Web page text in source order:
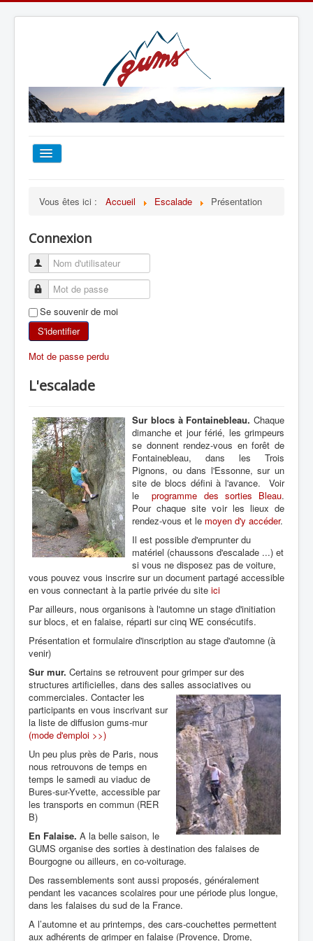
ESCALADE
ALPINISME
SKI DE RANDONNÉE
RANDONNÉE PÉDESTRE
Vous êtes ici : Accueil Escalade Présentation
Connexion
Se souvenir de moi
S'identifier
Mot de passe perdu
L'escalade
Sur blocs à Fontainebleau. Chaque
dimanche et jour férié, les grimpeurs
se donnent rendez-vous en forêt de
Fontainebleau, dans les Trois
Pignons, ou dans l'Essonne, sur un
site de blocs défini à l'avance. Voir
le
programme des sorties Bleau.
Pour chaque site voir les lieux de
rendez-vous et le moyen d'y accéder.
Il est possible d'emprunter du
matériel (chaussons d'escalade ...) et
si vous ne disposez pas de voiture,
vous pouvez vous inscrire sur un document partagé accessible
en vous connectant à la partie privée du site ici
Par ailleurs, nous organisons à l'automne un stage d'initiation
sur blocs, et en falaise, réparti sur cinq WE consécutifs.
Présentation et formulaire d'inscription au stage d'automne (à
venir)
Sur mur. Certains se retrouvent pour grimper sur des
structures artificielles, dans des salles associatives ou
commerciales. Contacter les
participants en vous inscrivant sur
la liste de diffusion gums-mur
(mode d'emploi >>)
Un peu plus près de Paris, nous
nous retrouvons de temps en
temps le samedi au viaduc de
Bures-sur-Yvette, accessible par
les transports en commun (RER
B)
En Falaise. A la belle saison, le
GUMS organise des sorties à destination des falaises de
Bourgogne ou ailleurs, en co-voiturage.
Des rassemblements sont aussi proposés, généralement
pendant les vacances scolaires pour une période plus longue,
dans les falaises du sud de la France.
A l’automne et au printemps, des cars-couchettes permettent
aux adhérents de grimper en falaise (Provence, Drome,